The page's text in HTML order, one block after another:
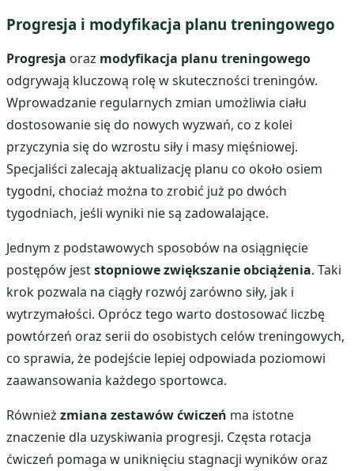
Progresja i modyfikacja planu treningowego
Progresja oraz modyfikacja planu treningowego
odgrywają kluczową rolę w skuteczności treningów.
Wprowadzanie regularnych zmian umożliwia ciału
dostosowanie się do nowych wyzwań, co z kolei
przyczynia się do wzrostu siły i masy mięśniowej.
Specjaliści zalecają aktualizację planu co około osiem
tygodni, chociaż można to zrobić już po dwóch
tygodniach, jeśli wyniki nie są zadowalające.
Jednym z podstawowych sposobów na osiągnięcie
postępów jeststopniowe zwiększanie obciążenia. Taki
krok pozwala na ciągły rozwój zarówno siły, jak i
wytrzymałości. Oprócz tego warto dostosować liczbę
powtórzeń oraz serii do osobistych celów treningowych,
co sprawia, że podejście lepiej odpowiada poziomowi
zaawansowania każdego sportowca.
Również zmiana zestawów ćwiczeń ma istotne
znaczenie dla uzyskiwania progresji. Częsta rotacja
ćwiczeń pomaga w uniknięciu stagnacji wyników oraz